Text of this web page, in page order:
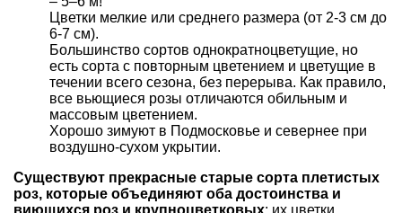
Цветки мелкие или среднего размера (от 2-3 см до
6-7 см).
Большинство сортов однократноцветущие, но
есть сорта с повторным цветением и цветущие в
течении всего сезона, без перерыва. Как правило,
все вьющиеся розы отличаются обильным и
массовым цветением.
Хорошо зимуют в Подмосковье и севернее при
воздушно-сухом укрытии.
Существуют прекрасные старые сорта плетистых
роз, которые объединяют оба достоинства и
виющихся роз и крупноцветковых: их цветки